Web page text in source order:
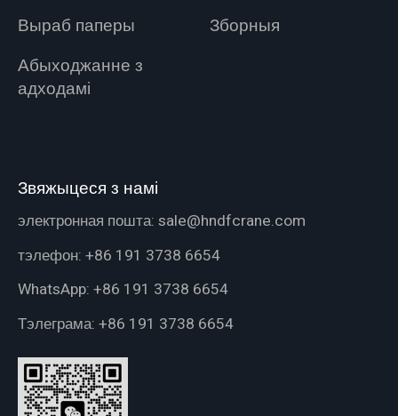
Выраб паперы
Зборныя
Абыходжанне з
адходамі
Звяжыцеся з намі
электронная пошта: sale@hndfcrane.com
тэлефон: +86 191 3738 6654
WhatsApp: +86 191 3738 6654
Тэлеграма: +86 191 3738 6654